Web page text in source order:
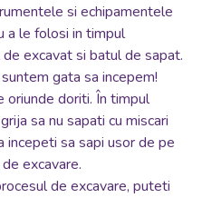
si echipamentele
a le folosi in timpul
excavat si batul de sapat.
gata sa incepem!
oriunde doriti. În timpul
sa nu sapati cu miscari
sa sapi usor de pe
excavare.
de excavare, puteti